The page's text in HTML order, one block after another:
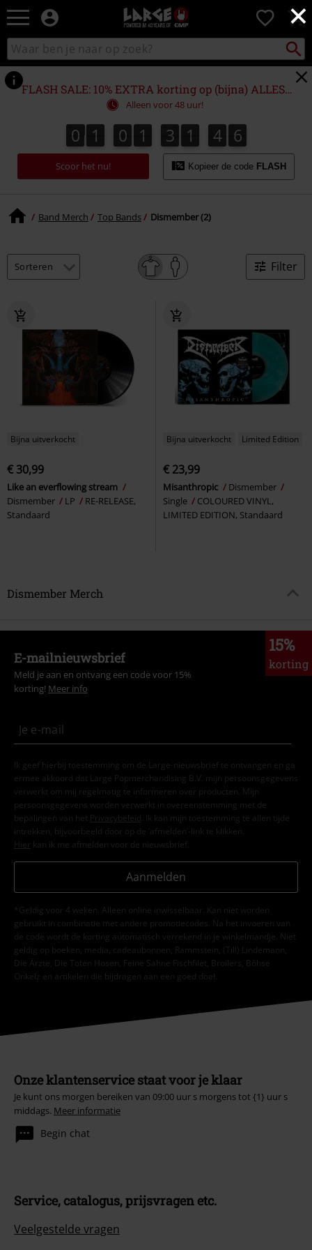
×
Large
–
Muziek-,
en
gaming-
merch
+
alternatieve
kleding
0
Zoek
in
catalogus
zoeken
FLASH SALE: 10% EXTRA korting op (bijna) ALLES!*
Alleen voor 48 uur!
0
0 1
1 0
0 1
1 3
3 1
1 4
5
4 5
6
5
7
6
Scoor het nu! Kopieer de code FLASH
Band Merch Top Bands Dismember (2)
Filter
Bijna uitverkocht
€ 30,99
Like an everflowing stream
Dismember
LP
RE-RELEASE,
Standaard
Bijna uitverkocht Limited Edition
€ 23,99
Misanthropic
Dismember
Single
COLOURED VINYL,
LIMITED EDITION, Standaard
Dismember Merch
15%
korting
E-mailnieuwsbrief
Meld je aan en ontvang een code voor 15%
korting! Meer info
Ik geef hierbij toestemming om de Large-nieuwsbrief te ontvangen en ga
ermee akkoord dat Large Popmerchandising B.V. mijn persoonsgegevens
verwerkt om mij regelmatig te informeren over producten. Mijn
persoonsgegevens worden verwerkt in overeenstemming met de
bepalingen van het
Privacybeleid . Ik kan mijn toestemming te allen tijde
intrekken, bijvoorbeeld door op de ‘afmelden’-link te klikken.
Hier kan ik me afmelden voor de nieuwsbrief.
Aanmelden
*Geldig voor 4 weken. Alleen online inwisselbaar. Kan niet worden
gebruikt in combinatie met andere promotiecodes. Na het invoeren van
de code wordt de korting automatisch verrekend in je winkelmandje. Niet
geldig op boeken, media, cadeaubonnen, Rammstein, (Till) Lindemann,
Die Ärzte, Die Toten Hosen, Feine Sahne Fischfilet, Broilers, Böhse
Onkelz en artikelen die bijdragen aan een goed doel.
Onze klantenservice staat voor je klaar
Je kunt ons morgen bereiken van 09:00 uur s morgens tot {1} uur s
middags. Meer informatie
Begin chat
Service, catalogus, prijsvragen etc.
Veelgestelde vragen